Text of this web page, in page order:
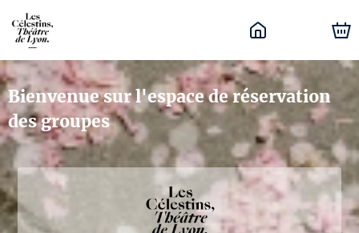
Bienvenue sur l'espace de réservation
des groupes